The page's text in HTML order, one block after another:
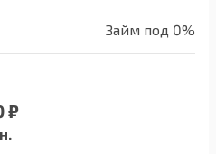
Займ под 0%
₽